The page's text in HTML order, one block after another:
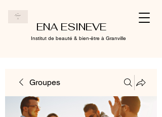
ENA ESINEVE
Institut de beauté & bien-être à Granville
Groupes